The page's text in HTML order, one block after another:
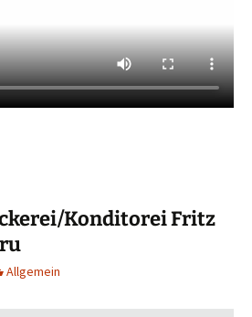
Konditorei Fritz
Allgemein